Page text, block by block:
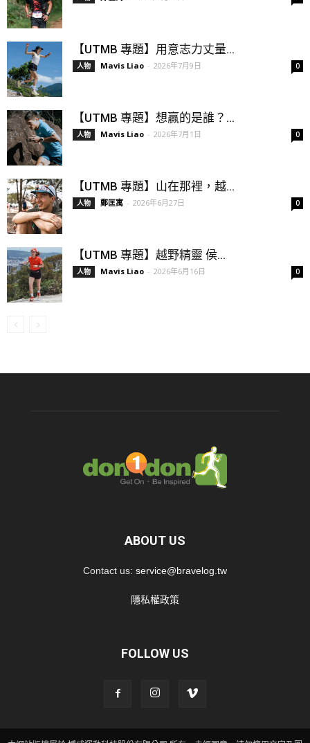
【UTMB 專題】用意志力丈量...
人物 Mavis Liao - 2026年7月9日 0
【UTMB 專題】想贏的是誰？...
人物 Mavis Liao - 2026年7月1日 0
【UTMB 專題】山在那裡，越...
人物 鄭匡寓 - 2026年6月27日 0
【UTMB 專題】越野精靈 侯...
人物 Mavis Liao - 2026年6月16日 0
ABOUT US
Contact us: service@bravelog.tw
隱私權政策
FOLLOW US